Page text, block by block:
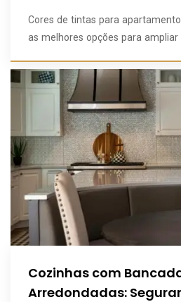
Cores de tintas para
as melhores opções para ampliar
Cozinhas com
Arredondadas: